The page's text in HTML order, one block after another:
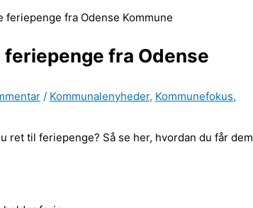
fra Odense Kommune
fra Odense
/ Kommunalenyheder, Kommunefokus,
ret til feriepenge? Så se her, hvordan du får dem